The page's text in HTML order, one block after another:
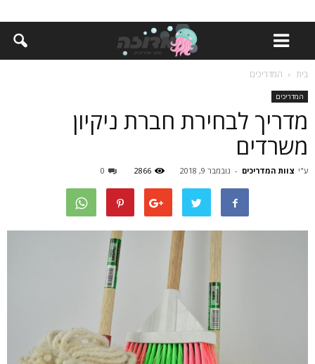
בית המדריכים
המדריכים
מדריך לבחירת חברת ניקיון
משרדים
ע"י צוות המדריכים - נובמבר 9, 2018 2866
0